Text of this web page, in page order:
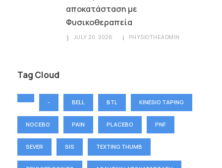
αποκατάσταση με
Φυσικοθεραπεία
JULY 20, 2026 PHYSIOTHEADMIN
Tag Cloud
- BELL BTL KINESIO TAPING
NOCEBO PAIN PLACEBO PNF
SEVER SIS TEXTING THUMB